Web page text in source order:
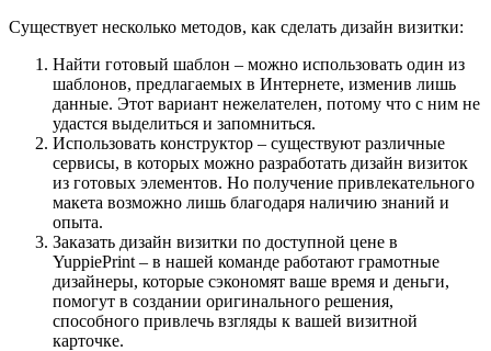
Существует несколько методов, как сделать дизайн визитки:
Найти готовый шаблон – можно использовать один из
шаблонов, предлагаемых в Интернете, изменив лишь
данные. Этот вариант нежелателен, потому что с ним не
удастся выделиться и запомниться.
Использовать конструктор – существуют различные
сервисы, в которых можно разработать дизайн визиток
из готовых элементов. Но получение привлекательного
макета возможно лишь благодаря наличию знаний и
опыта.
Заказать дизайн визитки по доступной цене в
YuppiePrint – в нашей команде работают грамотные
дизайнеры, которые сэкономят ваше время и деньги,
помогут в создании оригинального решения,
способного привлечь взгляды к вашей визитной
карточке.